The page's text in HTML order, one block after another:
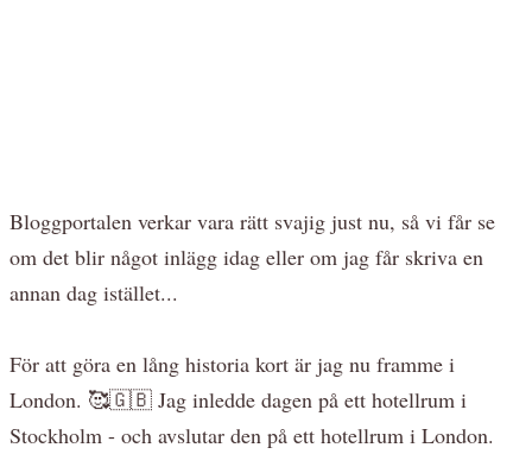
Bloggportalen verkar vara rätt svajig just nu, så vi får se
om det blir något inlägg idag eller om jag får skriva en
annan dag istället...
För att göra en lång historia kort är jag nu framme i
London. 🥰🇬🇧 Jag inledde dagen på ett hotellrum i
Stockholm - och avslutar den på ett hotellrum i London.